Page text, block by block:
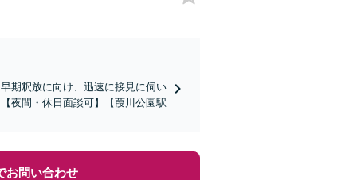
期釈放に向け、迅速に接見に伺い
夜間・休日面談可】【葭川公園駅
お問い合わせ